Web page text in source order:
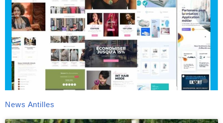
News Antilles